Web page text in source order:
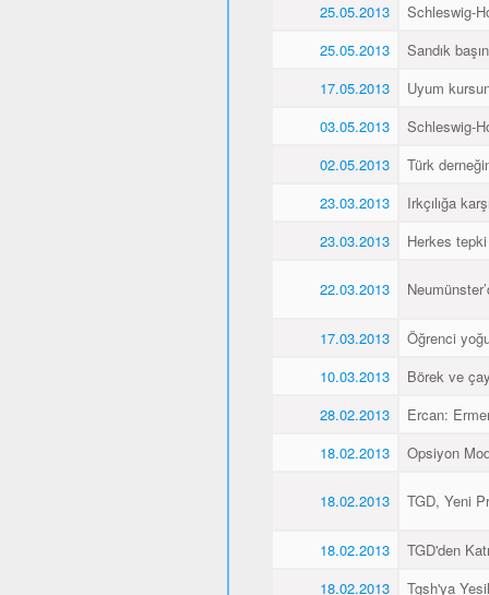
25.05.2013
Schleswig-
25.05.2013
Sandık
17.05.2013
Uyum
03.05.2013
Schleswig-
02.05.2013
Türk
23.03.2013
Irkçılığa
23.03.2013
Herkes
22.03.2013
17.03.2013
Öğrenci
10.03.2013
Börek ve
28.02.2013
Ercan:
18.02.2013
Opsiyon
18.02.2013 TGD, Yeni
18.02.2013
TGD'den
18.02.2013
Tgsh'ya